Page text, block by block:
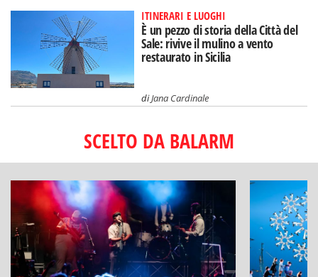
ITINERARI E LUOGHI
È un pezzo di storia della Città del
Sale: rivive il mulino a vento
restaurato in Sicilia
diJana Cardinale
SCELTO DA BALARM